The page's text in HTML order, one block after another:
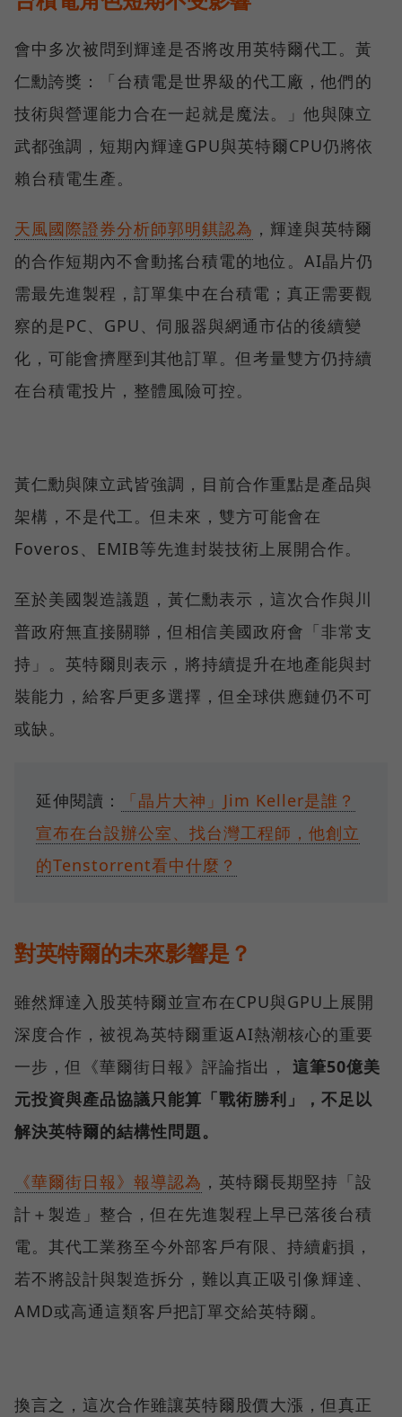
會中多次被問到輝達是否將改用英特爾代工。黃
仁勳誇獎：「台積電是世界級的代工廠，他們的
技術與營運能力合在一起就是魔法。」他與陳立
武都強調，短期內輝達GPU與英特爾CPU仍將依
賴台積電生產。
天風國際證券分析師郭明錤認為 ，輝達與英特爾
的合作短期內不會動搖台積電的地位。AI晶片仍
需最先進製程，訂單集中在台積電；真正需要觀
察的是PC、GPU、伺服器與網通市佔的後續變
化，可能會擠壓到其他訂單。但考量雙方仍持續
在台積電投片，整體風險可控。
黃仁勳與陳立武皆強調，目前合作重點是產品與
架構，不是代工。但未來，雙方可能會在
Foveros、EMIB等先進封裝技術上展開合作。
至於美國製造議題，黃仁勳表示，這次合作與川
普政府無直接關聯，但相信美國政府會「非常支
持」。英特爾則表示，將持續提升在地產能與封
裝能力，給客戶更多選擇，但全球供應鏈仍不可
或缺。
延伸閱讀：
「晶片大神」Jim Keller是誰？
宣布在台設辦公室、找台灣工程師，他創立
的Tenstorrent看中什麼？
對英特爾的未來影響是？
雖然輝達入股英特爾並宣布在CPU與GPU上展開
深度合作，被視為英特爾重返AI熱潮核心的重要
一步，但《華爾街日報》評論指出， 這筆50億美
元投資與產品協議只能算「戰術勝利」，不足以
解決英特爾的結構性問題。
《華爾街日報》報導認為 ，英特爾長期堅持「設
計＋製造」整合，但在先進製程上早已落後台積
電。其代工業務至今外部客戶有限、持續虧損，
若不將設計與製造拆分，難以真正吸引像輝達、
AMD或高通這類客戶把訂單交給英特爾。
換言之，這次合作雖讓英特爾股價大漲，但真正